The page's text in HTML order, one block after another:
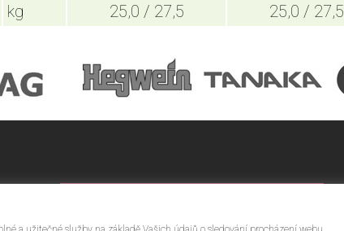
kg 25,0 / 27,5 25,0 / 27,5